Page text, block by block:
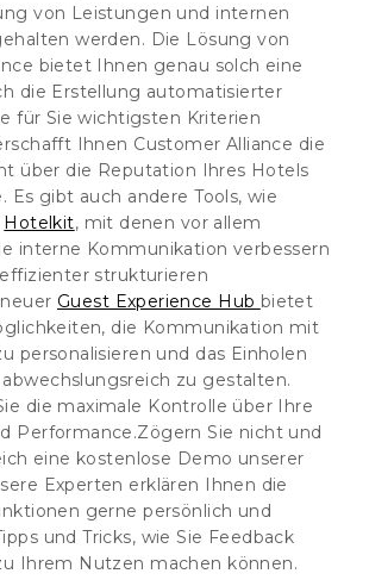
von Leistungen und internen
werden. Die Lösung von
bietet Ihnen genau solch eine
die Erstellung automatisierter
für Sie wichtigsten Kriterien
Ihnen Customer Alliance die
über die Reputation Ihres Hotels
Es gibt auch andere Tools, wie
Hotelkit, mit denen vor allem
interne Kommunikation verbessern
strukturieren
Guest Experience Hub bietet
die Kommunikation mit
personalisieren und das Einholen
zu gestalten.
die maximale Kontrolle über Ihre
Performance.Zögern Sie nicht und
eine kostenlose Demo unserer
Experten erklären Ihnen die
gerne persönlich und
und Tricks, wie Sie Feedback
Ihrem Nutzen machen können.